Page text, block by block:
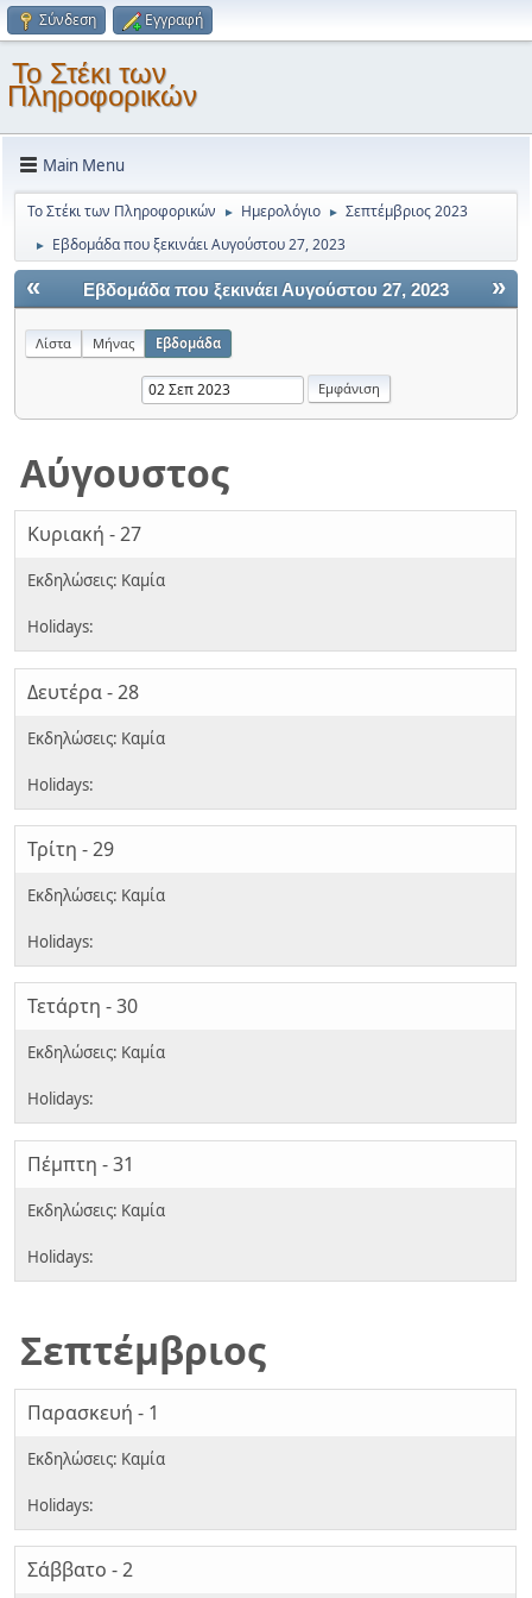
Σύνδεση Εγγραφή
Το Στέκι των
Πληροφορικών
Main Menu
Το Στέκι των Πληροφορικών ► Ημερολόγιο ► Σεπτέμβριος 2023
► Εβδομάδα που ξεκινάει Αυγούστου 27, 2023
« »
Εβδομάδα που ξεκινάει Αυγούστου 27, 2023
Λίστα Μήνας Εβδομάδα
Αύγουστος
Κυριακή - 27
Δευτέρα - 28
Τρίτη - 29
Τετάρτη - 30
Πέμπτη - 31
Σεπτέμβριος
Παρασκευή - 1
Σάββατο - 2